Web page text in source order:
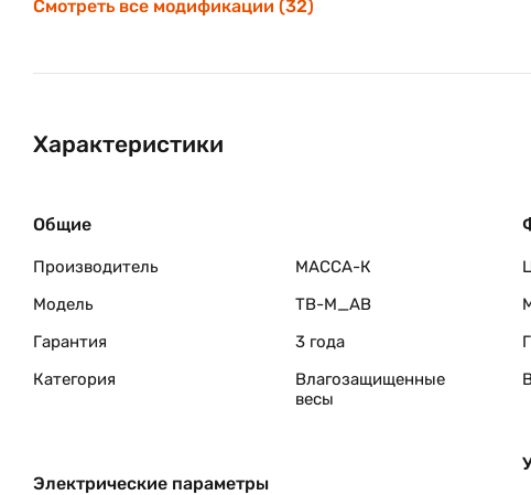
Смотреть все модификации (32)
Характеристики
Общие
Производитель
МАССА-К
Модель
TB-M_AB
Гарантия
3 года
Категория
Влагозащищенные
весы
Электрические параметры